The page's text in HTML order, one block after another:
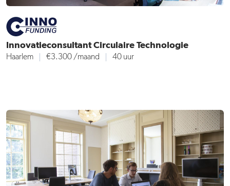
Innovatieconsultant Circulaire Technologie
Haarlem €3.300/maand 40 uur